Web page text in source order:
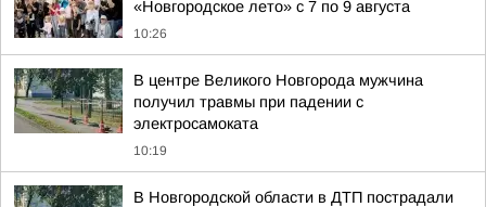
«Новгородское лето» с 7 по 9 августа
10:26
В центре Великого Новгорода мужчина
получил травмы при падении с
электросамоката
10:19
В Новгородской области в ДТП пострадали